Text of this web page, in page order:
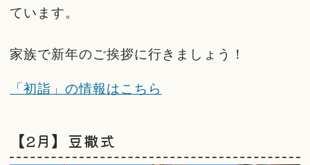
ています。
家族で新年のご挨拶に行きましょう！
「初詣」の情報はこちら
【2月】豆撒式